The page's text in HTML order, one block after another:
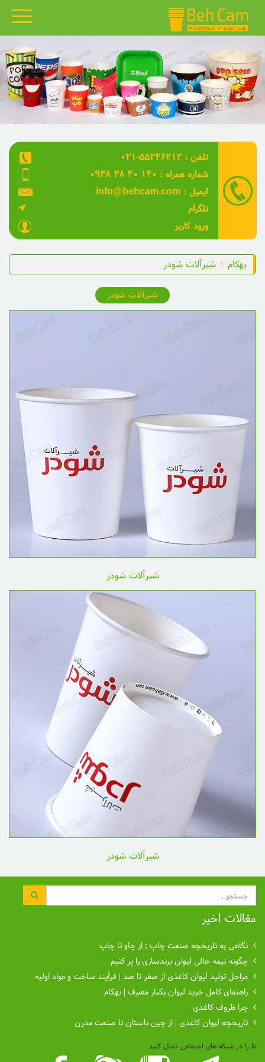
بهکام
محصولات
گالری نمونه کارها
مقالات
درباره ما
تماس با ما
۰۲۱-۵۵۲۴۶۲۱۲ : تلفن
۰۹۳۸ ۳۸ ۴۰ ۱۴۰ : شماره همراه
info@behcam.com : ایمیل
تلگرام
ورود کاربر
بهکام شیرآلات شودر
شیرآلات شودر
شیرآلات شودر
شیرآلات شودر
مقالات اخیر
نگاهی به تاریخچه صنعت چاپ ; از چاو تا چاپ
چگونه نیمه خالی لیوان برندسازی را پر کنیم
مراحل تولید لیوان کاغذی از صفر تا صد | فرآیند ساخت و مواد اولیه
راهنمای کامل خرید لیوان یکبار مصرف | بهکام
چرا ظروف کاغذی
تاریخچه لیوان کاغذی | از چین باستان تا صنعت مدرن
ما را در شبکه های اجتماعی دنبال کنید